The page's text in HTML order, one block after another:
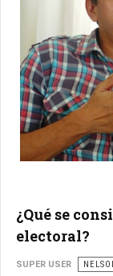
¿Qué se
electoral?
SUPER USER